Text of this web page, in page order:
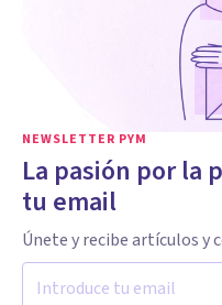
NEWSLETTER PYM
La pasión por la
tu email
Únete y recibe artículos y